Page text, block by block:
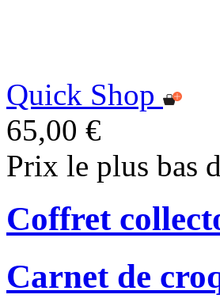
Quick Shop
65,00 €
Prix le plus bas
Coffret
Carnet de